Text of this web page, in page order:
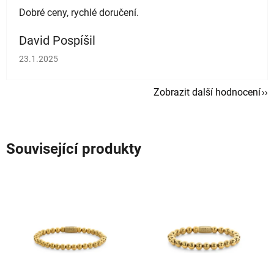
Dobré ceny, rychlé doručení.
David Pospíšil
Hodnocení obchodu je 5 z 5 hvězdiček.
23.1.2025
Zobrazit další hodnocení
Související produkty